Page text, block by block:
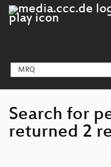
Search for
returned 2